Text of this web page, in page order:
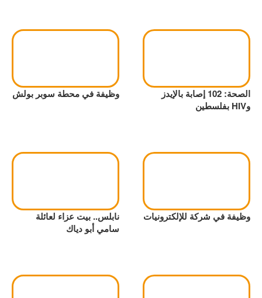
الصحة: 102 إصابة بالإيدز
وHIV بفلسطين
وظيفة في محطة سوبر بولش
وظيفة في شركة للإلكترونيات
نابلس.. بيت عزاء لعائلة
سامي أبو دياك